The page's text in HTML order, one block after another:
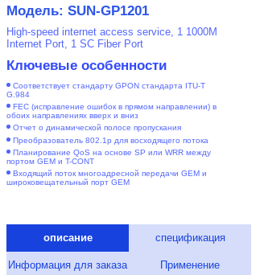
Модель: SUN-GP1201
High-speed internet access service, 1 1000M
Internet Port, 1 SC Fiber Port
Ключевые особенности
Соответствует стандарту GPON стандарта ITU-T
G.984
FEC (исправление ошибок в прямом направлении) в
обоих направлениях вверх и вниз
Отчет о динамической полосе пропускания
Преобразователь 802.1p для восходящего потока
Планирование QoS на основе SP или WRR между
портом GEM и T-CONT
Входящий поток многоадресной передачи GEM и
широковещательный порт GEM
описание спецификация
Информация для заказа Применение